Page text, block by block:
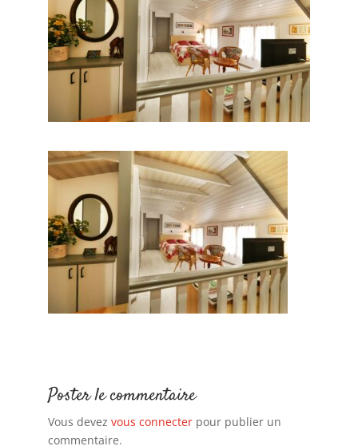
Poster le commentaire
Vous devez vous connecterpour publier un
commentaire.